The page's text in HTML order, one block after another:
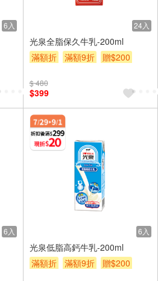
6入 24入
光泉全脂保久牛乳-200ml
滿額折
滿額9折 贈$200
$ 480
$399
6入 6入
光泉低脂高鈣牛乳-200ml
滿額折
滿額9折 贈$200